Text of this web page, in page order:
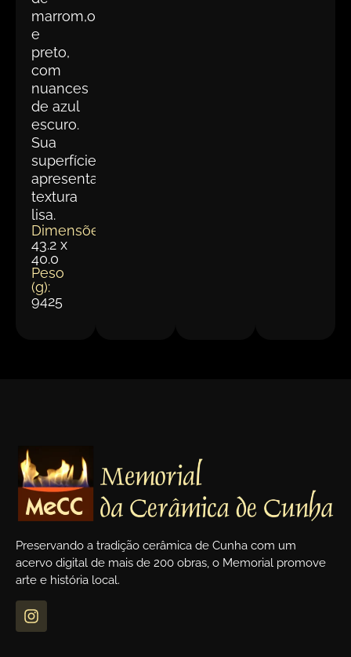
marrom,ocre
e
preto,
com
nuances
de azul
escuro.
Sua
superfície
apresenta
textura
lisa.
Dimensões(cm):
43.2 x
40.0
Peso
(g):
9425
Preservando a tradição cerâmica de Cunha com um
acervo digital de mais de 200 obras, o Memorial promove
arte e história local.